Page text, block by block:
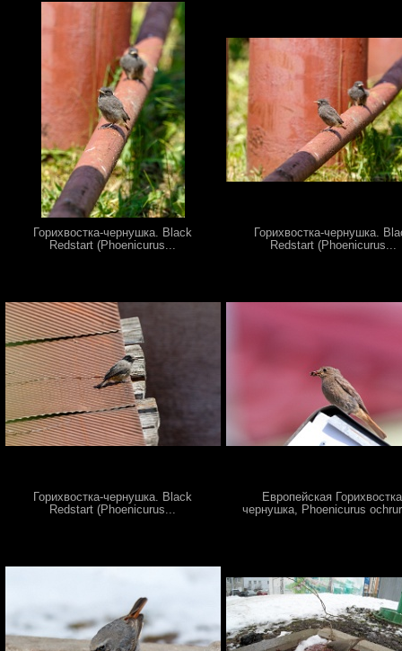
Горихвостка-чернушка. Black
Redstart (Phoenicurus...
Горихвостка-чернушка.
Redstart (Phoenicurus...
Горихвостка-чернушка. Black
Redstart (Phoenicurus...
Европейская
чернушка, Phoenicurus